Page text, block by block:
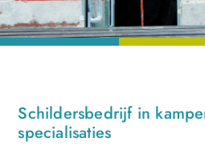
Schildersbedrijf in
specialisaties